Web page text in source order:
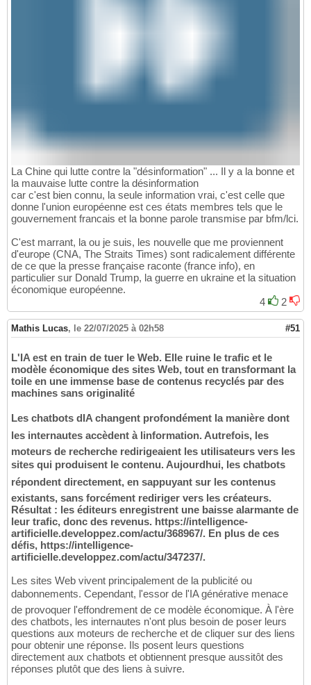
La Chine qui lutte contre la "désinformation" ... Il y a la bonne et
la mauvaise lutte contre la désinformation
car c'est bien connu, la seule information vrai, c'est celle que
donne l'union européenne est ces états membres tels que le
gouvernement francais et la bonne parole transmise par bfm/lci.
C'est marrant, la ou je suis, les nouvelle que me proviennent
d'europe (CNA, The Straits Times) sont radicalement différente
de ce que la presse française raconte (france info), en
particulier sur Donald Trump, la guerre en ukraine et la situation
économique européenne.
4
2
Mathis Lucas, le 22/07/2025 à 02h58 #51
L'IA est en train de tuer le Web. Elle ruine le trafic et le
modèle économique des sites Web, tout en transformant la
toile en une immense base de contenus recyclés par des
machines sans originalité
Les chatbots dIA changent profondément la manière dont
les internautes accèdent à linformation. Autrefois, les
moteurs de recherche redirigeaient les utilisateurs vers les
sites qui produisent le contenu. Aujourdhui, les chatbots
répondent directement, en sappuyant sur les contenus
existants, sans forcément rediriger vers les créateurs.
Résultat : les éditeurs enregistrent une baisse alarmante de
leur trafic, donc des revenus. https://intelligence-
artificielle.developpez.com/actu/368967/. En plus de ces
défis, https://intelligence-
artificielle.developpez.com/actu/347237/.
Les sites Web vivent principalement de la publicité ou
dabonnements. Cependant, l'essor de l'IA générative menace
de provoquer l'effondrement de ce modèle économique. À l'ère
des chatbots, les internautes n'ont plus besoin de poser leurs
questions aux moteurs de recherche et de cliquer sur des liens
pour obtenir une réponse. Ils posent leurs questions
directement aux chatbots et obtiennent presque aussitôt des
réponses plutôt que des liens à suivre.